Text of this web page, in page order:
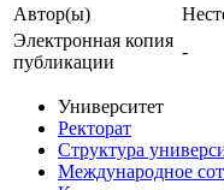
Автор(ы)
Электронная копия
публикации
-
Университет
Ректорат
Структура
Международное